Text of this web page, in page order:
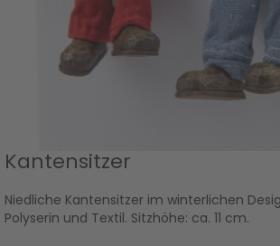
Kantensitzer
Niedliche Kantensitzer im winterlichen
Polyserin und Textil. Sitzhöhe: ca. 11 cm.